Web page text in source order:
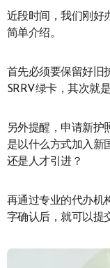
近段时间，我们刚好
简单介绍。
首先必须要保留好旧
SRRV绿卡，其次就
另外提醒，申请新护
是以什么方式加入新
还是人才引进？
再通过专业的代办机
字确认后，就可以提